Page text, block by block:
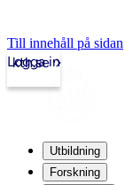
Till innehåll på sidan
kth.se
Logga in
Utbildning
Forskning